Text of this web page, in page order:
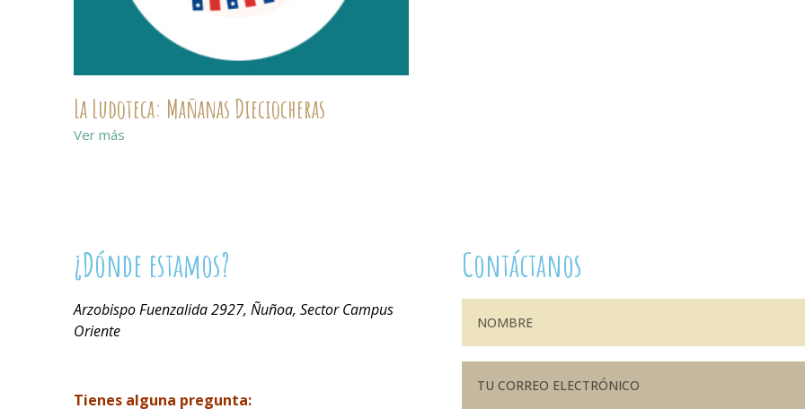
La Ludoteca: Mañanas Dieciocheras
Ver más
¿Dónde estamos?
Arzobispo Fuenzalida 2927, Ñuñoa, Sector Campus
Oriente
Tienes alguna pregunta:
Contáctanos